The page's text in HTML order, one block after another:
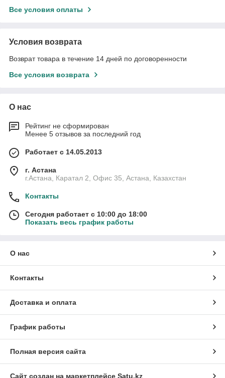
Все условия оплаты
Условия возврата
Возврат товара в течение 14 дней по договоренности
Все условия возврата
О нас
Рейтинг не сформирован
Менее 5 отзывов за последний год
Работает с 14.05.2013
г. Астана
г.Астана, Каратал 2, Офис 35, Астана, Казахстан
Контакты
Сегодня работает с 10:00 до 18:00
Показать весь график работы
О нас
Контакты
Доставка и оплата
График работы
Полная версия сайта
Сайт создан на маркетплейсе Satu.kz